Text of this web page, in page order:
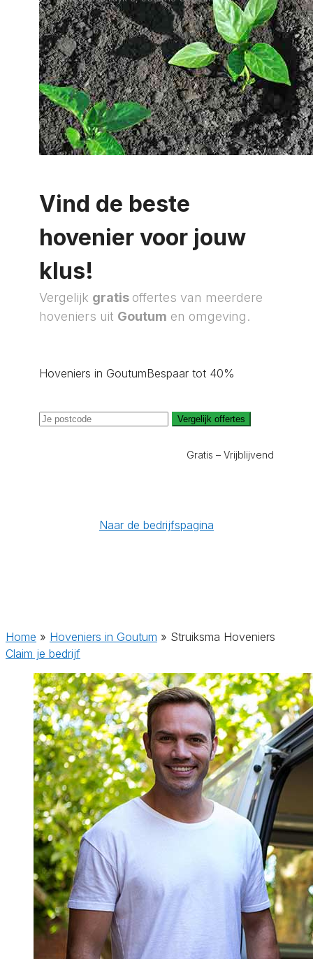
Vind de beste
hovenier voor jouw
klus!
Vergelijk gratis offertes van meerdere
hoveniers uit Goutum en omgeving.
Hoveniers in GoutumBespaar tot 40%
Vergelijk offertes
Gratis – Vrijblijvend
Naar de bedrijfspagina
Home » Hoveniers in Goutum » Struiksma Hoveniers
Claim je bedrijf